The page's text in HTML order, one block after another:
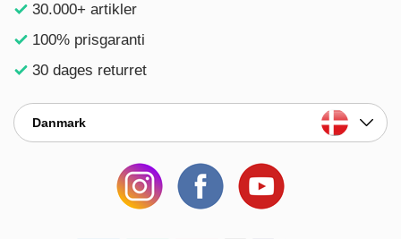
30.000+ artikler
100% prisgaranti
30 dages returret
Danmark